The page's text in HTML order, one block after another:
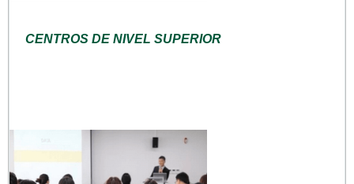
CENTROS DE NIVEL SUPERIOR